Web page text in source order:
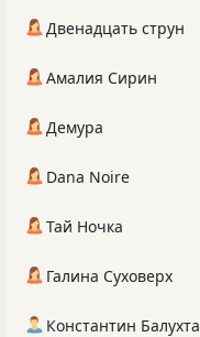
Двенадцать струн
Амалия Сирин
Демура
Dana Noire
Тай Ночка
Галина Суховерх
Константин Балухта